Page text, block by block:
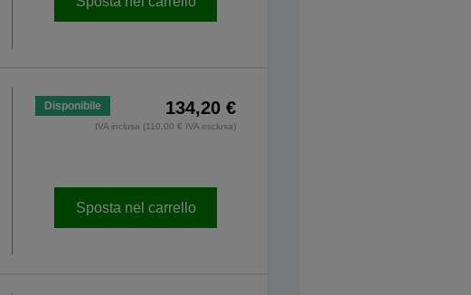
Disponibile 134,20 €
IVA inclusa (110,00 € IVA esclusa)
Sposta nel carrello